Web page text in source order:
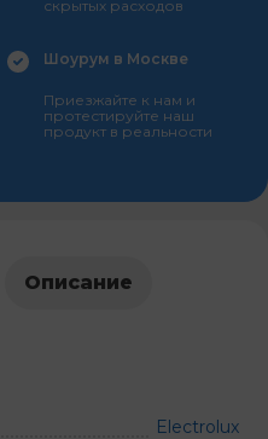
скрытых расходов
Шоурум в Москве
Приезжайте к нам и
протестируйте наш
продукт в реальности
Описание
Electrolux